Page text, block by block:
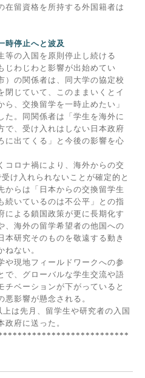
在留資格を所持する外国籍者は
時停止へと波及
等の入国を原則停止し続ける
じわじわと影響が出始めてい
）の関係者は、同大学の協定校
閉じていて、このままいくとイ
、交換留学を一時止めたい」
た。同関係者は「学生を海外に
で、受け入れはしない日本政府
に出てくる」と今後の影響を心
コロナ禍により、海外からの交
け入れられないことが確定的と
からは「日本からの交換留学生
続いているのは不公平」との指
による鎖国政策が更に長期化す
、海外の留学希望者の他国への
本研究そのものを敬遠する動き
ねない。
や現地フィールドワークへの参
で、グローバルな学生交流や語
チベーションが下がっていると
影響が懸念される。
上は先月、留学生や研究者の入国
府に送った。